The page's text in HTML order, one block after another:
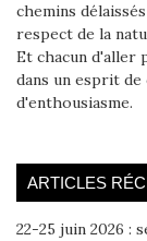
chemins
respect de la
Et chacun d'aller
dans un esprit
d'enthousiasme.
ARTICLES
22-25 juin 2026 :